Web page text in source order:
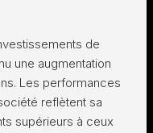
de
une augmentation
Les performances
reflètent sa
supérieurs à ceux